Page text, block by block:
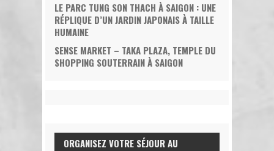
LE PARC TUNG SON THACH À SAIGON : UNE
RÉPLIQUE D’UN JARDIN JAPONAIS À TAILLE
HUMAINE
SENSE MARKET – TAKA PLAZA, TEMPLE DU
SHOPPING SOUTERRAIN À SAIGON
ORGANISEZ VOTRE SÉJOUR AU